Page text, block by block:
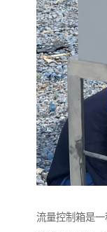
流量控制箱是